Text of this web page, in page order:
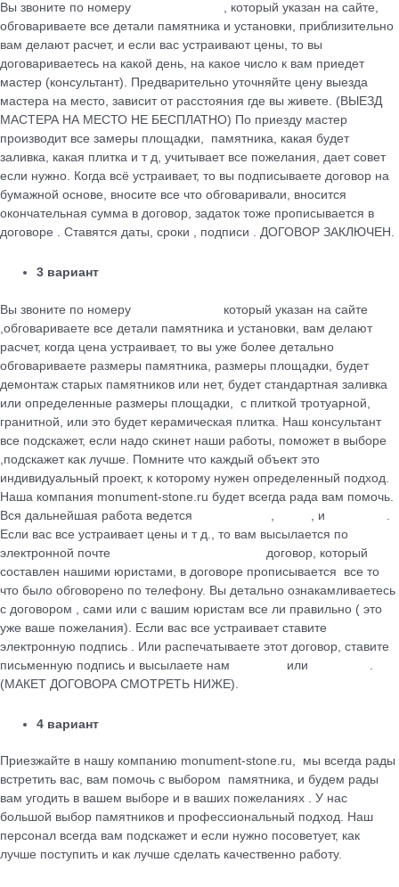
Вы звоните по номеру
, который указан на сайте,
обговариваете все детали памятника и установки, приблизительно
вам делают расчет, и если вас устраивают цены, то вы
договариваетесь на какой день, на какое число к вам приедет
мастер (консультант). Предварительно уточняйте цену выезда
мастера на место, зависит от расстояния где вы живете. (ВЫЕЗД
МАСТЕРА НА МЕСТО НЕ БЕСПЛАТНО) По приезду мастер
производит все замеры площадки, памятника, какая будет
заливка, какая плитка и т д, учитывает все пожелания, дает совет
если нужно. Когда всё устраивает, то вы подписываете договор на
бумажной основе, вносите все что обговаривали, вносится
окончательная сумма в договор, задаток тоже прописывается в
договоре . Ставятся даты, сроки , подписи . ДОГОВОР ЗАКЛЮЧЕН.
3 вариант
Вы звоните по номеру
который указан на сайте
,обговариваете все детали памятника и установки, вам делают
расчет, когда цена устраивает, то вы уже более детально
обговариваете размеры памятника, размеры площадки, будет
демонтаж старых памятников или нет, будет стандартная заливка
или определенные размеры площадки, с плиткой тротуарной,
гранитной, или это будет керамическая плитка. Наш консультант
все подскажет, если надо скинет наши работы, поможет в выборе
,подскажет как лучше. Помните что каждый объект это
индивидуальный проект, к которому нужен определенный подход.
Наша компания monument-stone.ru будет всегда рада вам помочь.
Вся дальнейшая работа ведется
, и
Если вас все устраивает цены и т д., то вам высылается по
электронной почте
договор, который
cоставлен нашими юристами, в договоре прописывается все то
что было обговорено по телефону. Вы детально ознакамливаетесь
с договором , сами или с вашим юристам все ли правильно ( это
уже ваше пожелания). Если вас все устраивает ставите
электронную подпись . Или распечатываете этот договор, ставите
письменную подпись и высылаете нам
или
(МАКЕТ ДОГОВОРА СМОТРЕТЬ НИЖЕ).
4 вариант
Приезжайте в нашу компанию monument-stone.ru, мы всегда рады
встретить вас, вам помочь с выбором памятника, и будем рады
вам угодить в вашем выборе и в ваших пожеланиях . У нас
большой выбор памятников и профессиональный подход. Наш
персонал всегда вам подскажет и если нужно посоветует, как
лучше поступить и как лучше сделать качественно работу.